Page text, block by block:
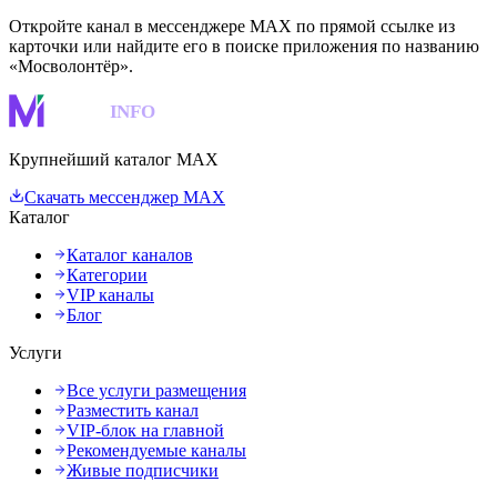
Откройте канал в мессенджере MAX по прямой ссылке из
карточки или найдите его в поиске приложения по названию
«Мосволонтёр».
INFO
Крупнейший каталог MAX
Скачать мессенджер MAX
Каталог
Каталог каналов
Категории
VIP каналы
Блог
Услуги
Все услуги размещения
Разместить канал
VIP-блок на главной
Рекомендуемые каналы
Живые подписчики